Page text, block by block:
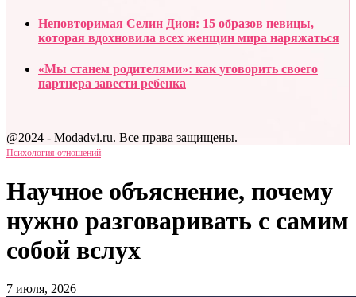
Неповторимая Селин Дион: 15 образов певицы,
которая вдохновила всех женщин мира наряжаться
«Мы станем родителями»: как уговорить своего
партнера завести ребенка
@2024 - Modadvi.ru. Все права защищены.
Психология отношений
Научное объяснение, почему
нужно разговаривать с самим
собой вслух
7 июля, 2026